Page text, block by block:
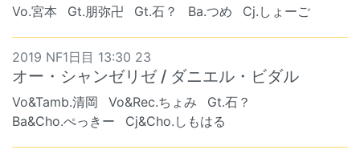
Vo.宮本 Gt.朋弥卍 Gt.石？ Ba.つめ Cj.しょーご
2019 NF1日目 13:30 23
オー・シャンゼリゼ / ダニエル・ビダル
Vo&Tamb.清岡 Vo&Rec.ちょみ
Gt.石？
Ba&Cho.ぺっきー
Cj&Cho.しもはる